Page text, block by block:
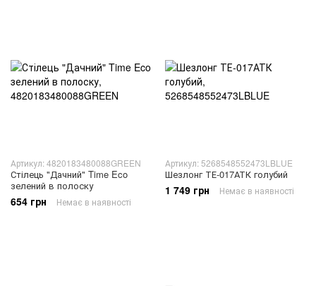
Артикул: 4820183480088GREEN
Стілець "Дачний" Time Eco
зелений в полоску
654 грн Немає в наявності
Артикул: 5268548552473LBLUE
Шезлонг ТЕ-017АТК голубий
1 749 грн Немає в наявності